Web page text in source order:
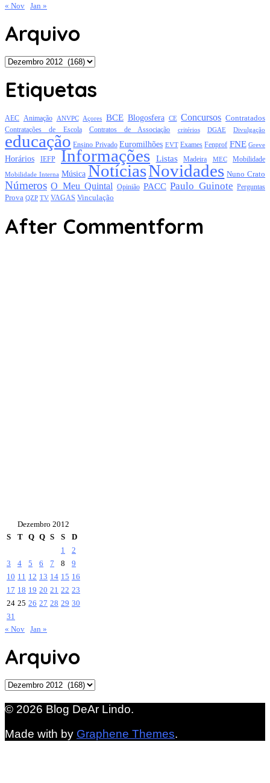
« Nov Jan »
Arquivo
Arquivo
Etiquetas
AEC Animação ANVPC Açores BCE Blogosfera CE Concursos Contratados
Contratações de Escola Contratos de Associação critérios DGAE Divulgação
educação Ensino Privado Euromilhões EVT Exames Fenprof FNE Greve
Horários IEFP Informações Listas Madeira MEC Mobilidade
Mobilidade Interna Música NotíciasNovidades Nuno Crato
Números O Meu Quintal Opinião PACC Paulo Guinote Perguntas
Prova QZP TV VAGAS Vinculação
After Commentform
Dezembro 2012
S
T Q Q S S
D
1
2
3
4 5 6 7 8
9
10 11 12 13 14 15 16
17 18 19 20 21 22 23
24 25 26 27 28 29 30
31
« Nov Jan »
Arquivo
Arquivo
© 2026 Blog DeAr Lindo.
Made with by Graphene Themes.